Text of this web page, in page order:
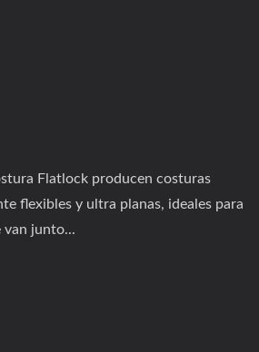
Flatlock producen costuras
flexibles y ultra planas, ideales para
van junto...